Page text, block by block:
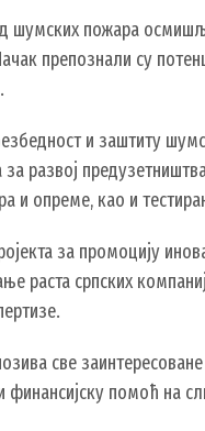
шумских пожара
препознали су
и заштиту
развој
и опреме, као и
за промоцију
раста српских
све
финансијску помоћ на